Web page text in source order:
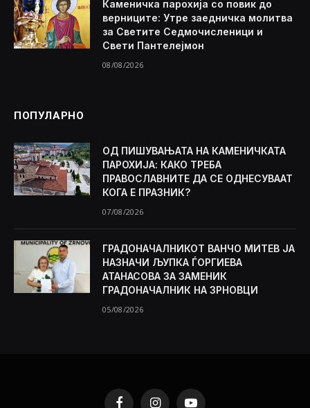
Каменичка парохија со повик до
верниците: Утре заедничка молитва
за Светите Седмочисленици и
Свети Пантелејмон
08/08/2026
ПОПУЛАРНО
ОД ПИШУВАЊАТА НА КАМЕНИЧКАТА
ПАРОХИЈА: КАКО ТРЕБА
ПРАВОСЛАВНИТЕ ДА СЕ ОДНЕСУВААТ
КОГА Е ПРАЗНИК?
07/08/2026
ГРАДОНАЧАЛНИКОТ ВАНЧО МИТЕВ ЈА
НАЗНАЧИ ЉУПКА ЃОРГИЕВА
АТАНАСОВА ЗА ЗАМЕНИК
ГРАДОНАЧАЛНИК НА ЗРНОВЦИ
05/08/2026